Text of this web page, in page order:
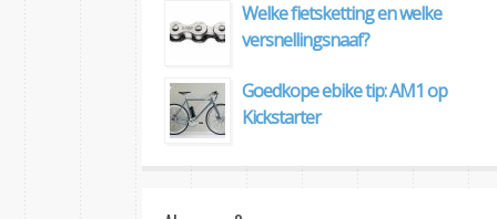
Welke fietsketting en welke
versnellingsnaaf?
Goedkope ebike tip: AM1 op
Kickstarter